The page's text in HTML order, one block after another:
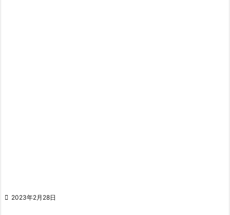
 2023年2月28日